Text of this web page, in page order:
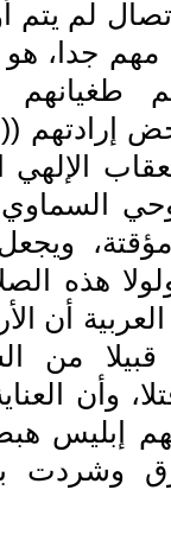
لم يتم
مهم جدا،
طغيانهم
إرادتهم ((
الإلهي
هذه
أن
من
وأن
إبليس
وشردت